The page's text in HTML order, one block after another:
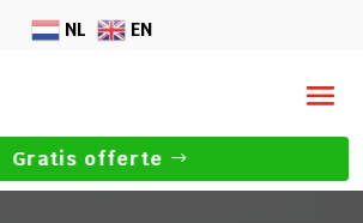
NL EN
Gratis offerte